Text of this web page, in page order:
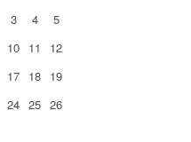
3 4
5
10 11
12
17 18 19
24 25 26